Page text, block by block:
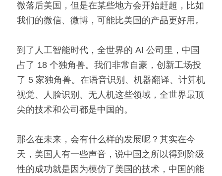
微落后美国，但是在某些地方会开始赶超，比如
我们的微信、微博，可能比美国的产品更好用。
到了人工智能时代，全世界的 AI 公司里，中国
占了 18 个独角兽。我们非常自豪，创新工场投
了 5 家独角兽。在语音识别、机器翻译、计算机
视觉、人脸识别、无人机这些领域，全世界最顶
尖的技术和公司都是中国的。
那么在未来，会有什么样的发展呢？其实在今
天，美国人有一些声音，说中国之所以得到阶级
性的成功就是因为模仿了美国的技术，中国的能